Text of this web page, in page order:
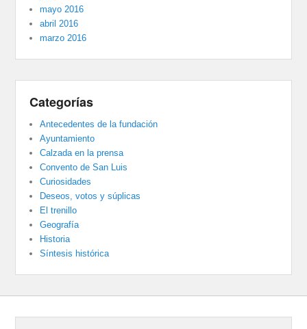
mayo 2016
abril 2016
marzo 2016
Categorías
Antecedentes de la fundación
Ayuntamiento
Calzada en la prensa
Convento de San Luis
Curiosidades
Deseos, votos y súplicas
El trenillo
Geografía
Historia
Síntesis histórica